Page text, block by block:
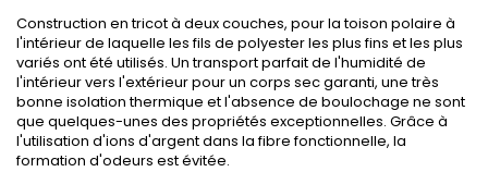
Construction en tricot à deux couches, pour la toison polaire à
l'intérieur de laquelle les fils de polyester les plus fins et les plus
variés ont été utilisés. Un transport parfait de l'humidité de
l'intérieur vers l'extérieur pour un corps sec garanti, une très
bonne isolation thermique et l'absence de boulochage ne sont
que quelques-unes des propriétés exceptionnelles. Grâce à
l'utilisation d'ions d'argent dans la fibre fonctionnelle, la
formation d'odeurs est évitée.